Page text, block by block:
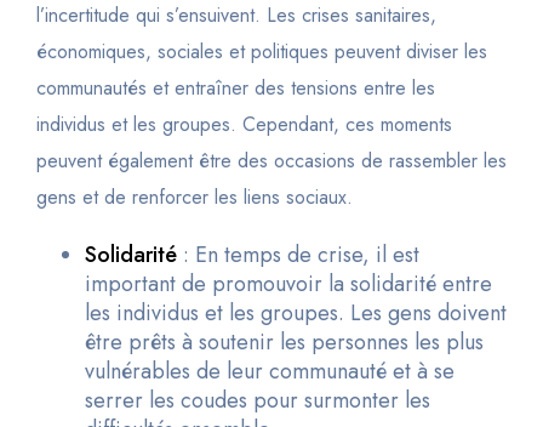
l’incertitude qui s’ensuivent. Les crises sanitaires,
économiques, sociales et politiques peuvent diviser les
communautés et entraîner des tensions entre les
individus et les groupes. Cependant, ces moments
peuvent également être des occasions de rassembler les
gens et de renforcer les liens sociaux.
Solidarité : En temps de crise, il est
important de promouvoir la solidarité entre
les individus et les groupes. Les gens doivent
être prêts à soutenir les personnes les plus
vulnérables de leur communauté et à se
serrer les coudes pour surmonter les